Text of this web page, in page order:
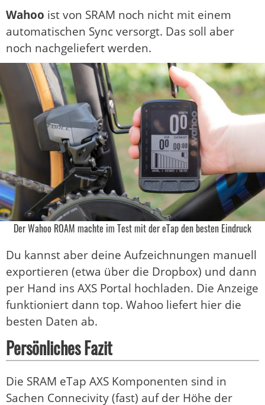
Wahoo ist von SRAM noch nicht mit einem
automatischen Sync versorgt. Das soll aber
noch nachgeliefert werden.
Der Wahoo ROAM machte im Test mit der eTap den besten Eindruck
Du kannst aber deine Aufzeichnungen manuell
exportieren (etwa über die Dropbox) und dann
per Hand ins AXS Portal hochladen. Die Anzeige
funktioniert dann top. Wahoo liefert hier die
besten Daten ab.
Persönliches Fazit
Die SRAM eTap AXS Komponenten sind in
Sachen Connecivity (fast) auf der Höhe der